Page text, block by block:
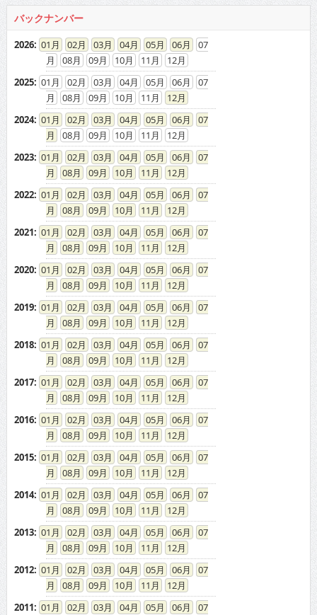
バックナンバー
2026: 01 02 03 04 05 06
07
08
09 10 11
12
2025: 01 02 03 04 05 06
07
08
09 10 11
12
2024: 01 02 03 04 05 06
07
08
09 10 11
12
2023: 01 02 03 04 05 06
07
08
09 10 11
12
2022: 01 02 03 04 05 06
07
08
09 10 11
12
2021: 01 02 03 04 05 06
07
08
09 10 11
12
2020: 01 02 03 04 05 06
07
08
09 10 11
12
2019: 01 02 03 04 05 06
07
08
09 10 11
12
2018: 01 02 03 04 05 06
07
08
09 10 11
12
2017: 01 02 03 04 05 06
07
08
09 10 11
12
2016: 01 02 03 04 05 06
07
08
09 10 11
12
2015: 01 02 03 04 05 06
07
08
09 10 11
12
2014: 01 02 03 04 05 06
07
08
09 10 11
12
2013: 01 02 03 04 05 06
07
08
09 10 11
12
2012: 01 02 03 04 05 06
07
08
09 10 11
12
2011: 01 02 03 04 05 06
07